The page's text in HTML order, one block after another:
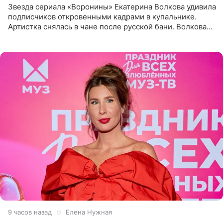
Звезда сериала «Воронины» Екатерина Волкова удивила
подписчиков откровенными кадрами в купальнике.
Артистка снялась в чане после русской бани. Волкова
9 часов назад Елена Нужная